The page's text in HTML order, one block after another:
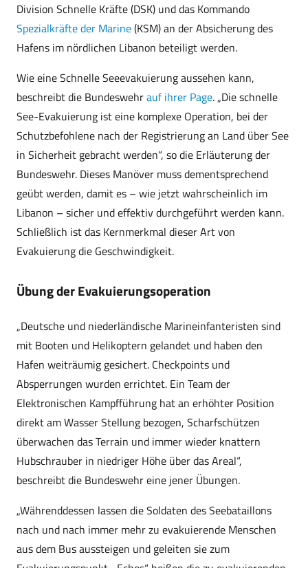
Division Schnelle Kräfte (DSK) und das Kommando
Spezialkräfte der Marine(KSM) an der Absicherung des
Hafens im nördlichen Libanon beteiligt werden.
Wie eine Schnelle Seeevakuierung aussehen kann,
beschreibt die Bundeswehrauf ihrer Page. „Die schnelle
See-Evakuierung ist eine komplexe Operation, bei der
Schutzbefohlene nach der Registrierung an Land über See
in Sicherheit gebracht werden“, so die Erläuterung der
Bundeswehr. Dieses Manöver muss dementsprechend
geübt werden, damit es – wie jetzt wahrscheinlich im
Libanon – sicher und effektiv durchgeführt werden kann.
Schließlich ist das Kernmerkmal dieser Art von
Evakuierung die Geschwindigkeit.
Übung der Evakuierungsoperation
„Deutsche und niederländische Marineinfanteristen sind
mit Booten und Helikoptern gelandet und haben den
Hafen weiträumig gesichert. Checkpoints und
Absperrungen wurden errichtet. Ein Team der
Elektronischen Kampfführung hat an erhöhter Position
direkt am Wasser Stellung bezogen, Scharfschützen
überwachen das Terrain und immer wieder knattern
Hubschrauber in niedriger Höhe über das Areal“,
beschreibt die Bundeswehr eine jener Übungen.
„Währenddessen lassen die Soldaten des Seebataillons
nach und nach immer mehr zu evakuierende Menschen
aus dem Bus aussteigen und geleiten sie zum